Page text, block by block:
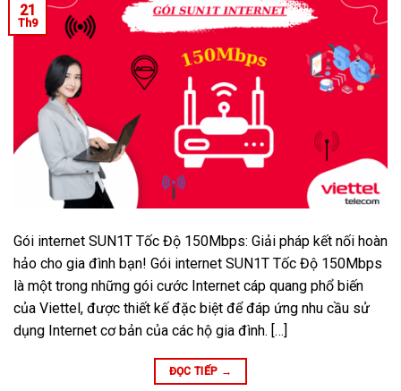
21
Th9
Gói internet SUN1T Tốc Độ 150Mbps: Giải pháp kết nối hoàn
hảo cho gia đình bạn! Gói internet SUN1T Tốc Độ 150Mbps
là một trong những gói cước Internet cáp quang phổ biến
của Viettel, được thiết kế đặc biệt để đáp ứng nhu cầu sử
dụng Internet cơ bản của các hộ gia đình. […]
ĐỌC TIẾP →